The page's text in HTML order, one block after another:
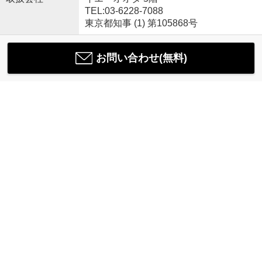
TEL:03-6228-7088
東京都知事 (1) 第105868号
お問い合わせ(無料)